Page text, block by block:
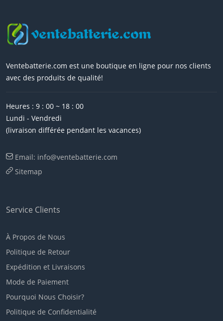
Ventebatterie.com est une boutique en ligne pour nos clients
avec des produits de qualité!
Heures : 9 : 00 ~ 18 : 00
Lundi - Vendredi
(livraison différée pendant les vacances)
Email: info@ventebatterie.com
Sitemap
Service Clients
À Propos de Nous
Politique de Retour
Expédition et Livraisons
Mode de Paiement
Pourquoi Nous Choisir?
Politique de Confidentialité